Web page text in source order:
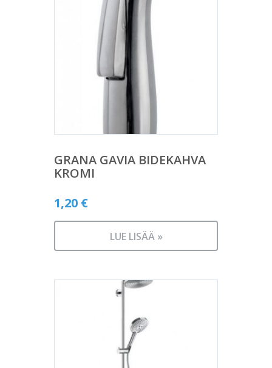
GRANA GAVIA BIDEKAHVA
KROMI
1,20 €
LUE LISÄÄ »